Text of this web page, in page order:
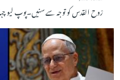
رْوح القدس کو توجہ سے سنیں۔پوپ لیو